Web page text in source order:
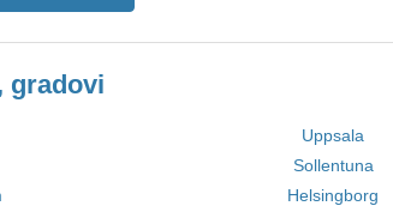
gradovi
Uppsala
Sollentuna
Helsingborg